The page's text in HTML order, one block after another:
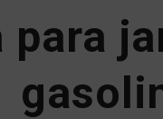
para